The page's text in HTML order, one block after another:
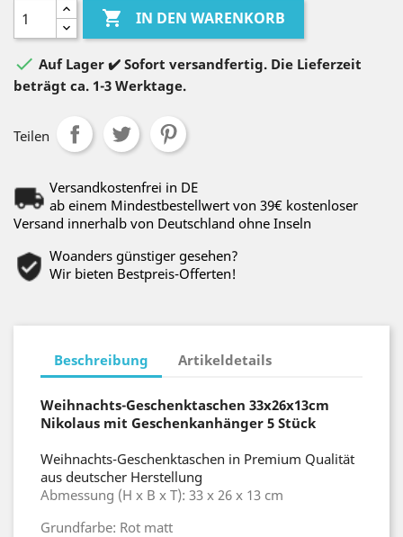
 IN DEN WARENKORB
 Auf Lager ✔️ Sofort versandfertig. Die Lieferzeit
beträgt ca. 1-3 Werktage.
Teilen
Versandkostenfrei in DE
ab einem Mindestbestellwert von 39€ kostenloser
Versand innerhalb von Deutschland ohne Inseln
Woanders günstiger gesehen?
Wir bieten Bestpreis-Offerten!
Beschreibung Artikeldetails
Weihnachts-Geschenktaschen 33x26x13cm
Nikolaus mit Geschenkanhänger 5 Stück
Weihnachts-Geschenktaschen in Premium Qualität
aus deutscher Herstellung
Abmessung (H x B x T): 33 x 26 x 13 cm
Grundfarbe: Rot matt